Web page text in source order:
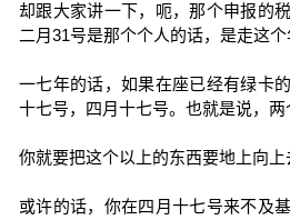
却跟大家讲一下，呃，那个申报的
二月31号是那个个人的话，是走这个
一七年的话，如果在座已经有绿卡
十七号，四月十七号。也就是说，两
你就要把这个以上的东西要地上向上
或许的话，你在四月十七号来不及